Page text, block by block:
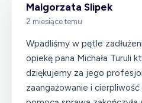
Malgorzata Slipek
2 miesiące temu
Wpadliśmy w pętle
opiekę pana Michała Turuli
dziękujemy za jego
zaangażowanie i